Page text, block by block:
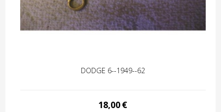
DODGE 6--1949--62
18,00€